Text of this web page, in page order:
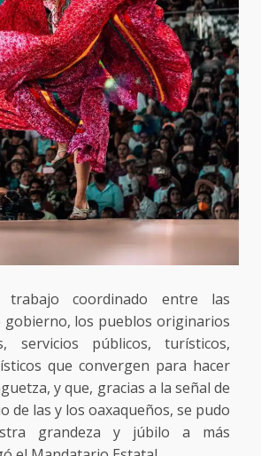
coordinado entre las
gobierno, los pueblos originarios
servicios públicos, turísticos,
que convergen para hacer
y que, gracias a la señal de
de las y los oaxaqueños, se pudo
grandeza y júbilo a más